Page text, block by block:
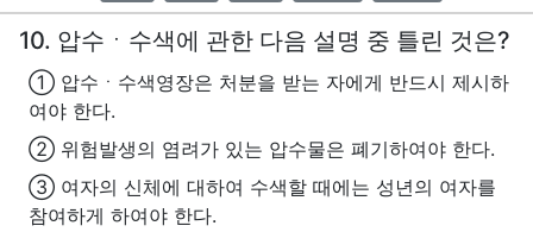
10. 압수ㆍ수색에 관한 다음 설명 중 틀린 것은?
① 압수ㆍ수색영장은 처분을 받는 자에게 반드시 제시하
여야 한다.
② 위험발생의 염려가 있는 압수물은 폐기하여야 한다.
③ 여자의 신체에 대하여 수색할 때에는 성년의 여자를
참여하게 하여야 한다.